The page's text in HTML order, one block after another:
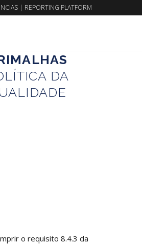
| REPORTING PLATFORM
DA
o requisito 8.4.3 da